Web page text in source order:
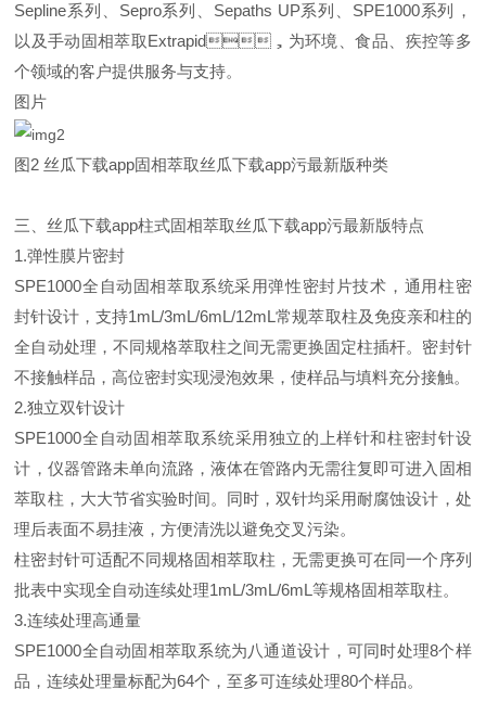
Sepline系列、Sepro系列、Sepaths UP系列、SPE1000系列，
以及手动固相萃取Extrapid，为环境、食品、疾控等多
个领域的客户提供服务与支持。
图片
图2 丝瓜下载app固相萃取丝瓜下载app污最新版种类
三、丝瓜下载app柱式固相萃取丝瓜下载app污最新版特点
1.弹性膜片密封
SPE1000全自动固相萃取系统采用弹性密封片技术，通用柱密
封针设计，支持1mL/3mL/6mL/12mL常规萃取柱及免疫亲和柱的
全自动处理，不同规格萃取柱之间无需更换固定柱插杆。密封针
不接触样品，高位密封实现浸泡效果，使样品与填料充分接触。
2.独立双针设计
SPE1000全自动固相萃取系统采用独立的上样针和柱密封针设
计，仪器管路未单向流路，液体在管路内无需往复即可进入固相
萃取柱，大大节省实验时间。同时，双针均采用耐腐蚀设计，处
理后表面不易挂液，方便清洗以避免交叉污染。
柱密封针可适配不同规格固相萃取柱，无需更换可在同一个序列
批表中实现全自动连续处理1mL/3mL/6mL等规格固相萃取柱。
3.连续处理高通量
SPE1000全自动固相萃取系统为八通道设计，可同时处理8个样
品，连续处理量标配为64个，至多可连续处理80个样品。